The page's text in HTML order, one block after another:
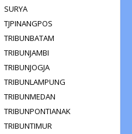
SURYA
TJPINANGPOS
TRIBUNBATAM
TRIBUNJAMBI
TRIBUNJOGJA
TRIBUNLAMPUNG
TRIBUNMEDAN
TRIBUNPONTIANAK
TRIBUNTIMUR